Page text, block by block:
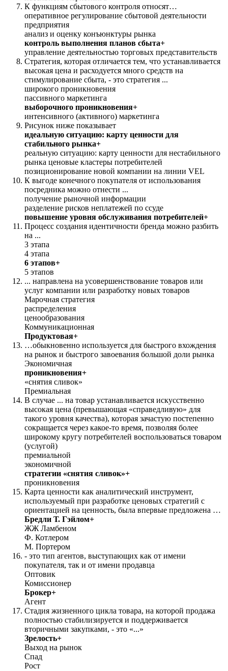
К функциям сбытового контроля относят…
оперативное регулирование сбытовой деятельности
предприятия
анализ и оценку конъюнктуры рынка
контроль выполнения планов сбыта+
управление деятельностью торговых представительств
Стратегия, которая отличается тем, что устанавливается
высокая цена и расходуется много средств на
стимулирование сбыта, - это стратегия ...
широкого проникновения
пассивного маркетинга
выборочного проникновения+
интенсивного (активного) маркетинга
Рисунок ниже показывает
идеальную ситуацию: карту ценности для
стабильного рынка+
реальную ситуацию: карту ценности для нестабильного
рынка ценовые кластеры потребителей
позиционирование новой компании на линии VEL
К выгоде конечного покупателя от использования
посредника можно отнести ...
получение рыночной информации
разделение рисков неплатежей по ссуде
повышение уровня обслуживания потребителей+
Процесс создания идентичности бренда можно разбить
на ...
3 этапа
4 этапа
6 этапов+
5 этапов
... направлена на усовершенствование товаров или
услуг компании или разработку новых товаров
Марочная стратегия
распределения
ценообразования
Коммуникационная
Продуктовая+
…обыкновенно используется для быстрого вхождения
на рынок и быстрого завоевания большой доли рынка
Экономичная
проникновения+
«снятия сливок»
Премиальная
В случае ... на товар устанавливается искусственно
высокая цена (превышающая «справедливую» для
такого уровня качества), которая зачастую постепенно
сокращается через какое-то время, позволяя более
широкому кругу потребителей воспользоваться товаром
(услугой)
премиальной
экономичной
стратегии «снятия сливок»+
проникновения
Карта ценности как аналитический инструмент,
используемый при разработке ценовых стратегий с
ориентацией на ценность, была впервые предложена …
Бредли Т. Гэйлом+
ЖЖ Ламбеном
Ф. Котлером
М. Портером
- это тип агентов, выступающих как от имени
покупателя, так и от имени продавца
Оптовик
Комиссионер
Брокер+
Агент
Стадия жизненного цикла товара, на которой продажа
полностью стабилизируется и поддерживается
вторичными закупками, - это «...»
Зрелость+
Выход на рынок
Спад
Рост